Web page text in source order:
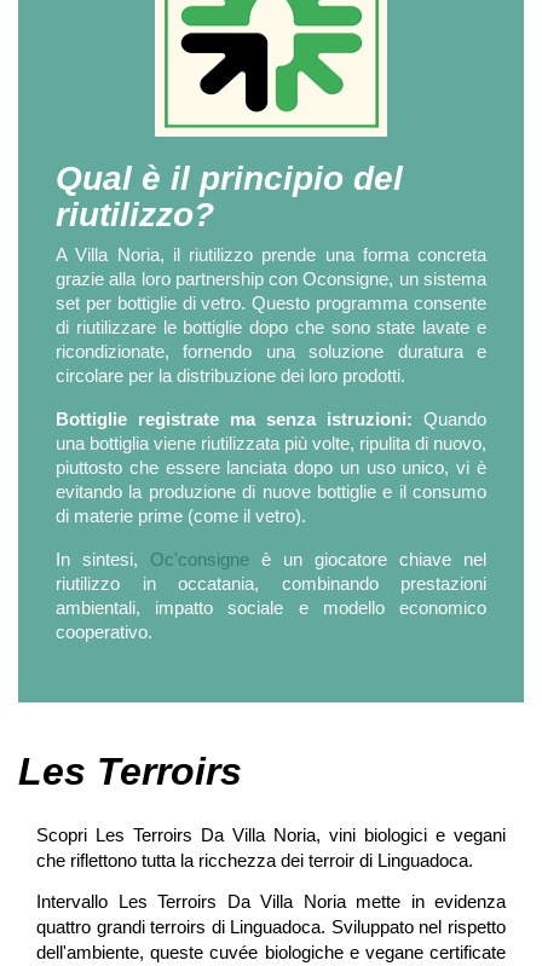
Qual è il principio del
riutilizzo?
A Villa Noria, il riutilizzo prende una forma concreta
grazie alla loro partnership con Oconsigne, un sistema
set per bottiglie di vetro. Questo programma consente
di riutilizzare le bottiglie dopo che sono state lavate e
ricondizionate, fornendo una soluzione duratura e
circolare per la distribuzione dei loro prodotti.
Bottiglie registrate ma senza istruzioni: Quando
una bottiglia viene riutilizzata più volte, ripulita di nuovo,
piuttosto che essere lanciata dopo un uso unico, vi è
evitando la produzione di nuove bottiglie e il consumo
di materie prime (come il vetro).
In sintesi, Oc'consigne è un giocatore chiave nel
riutilizzo in occatania, combinando prestazioni
ambientali, impatto sociale e modello economico
cooperativo.
Les Terroirs
Scopri Les Terroirs Da Villa Noria, vini biologici e vegani
che riflettono tutta la ricchezza dei terroir di Linguadoca.
Intervallo Les Terroirs Da Villa Noria mette in evidenza
quattro grandi terroirs di Linguadoca. Sviluppato nel rispetto
dell'ambiente, queste cuvée biologiche e vegane certificate